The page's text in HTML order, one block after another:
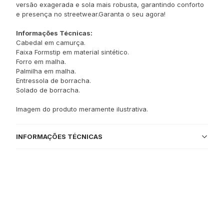
versão exagerada e sola mais robusta, garantindo conforto
e presença no streetwear.Garanta o seu agora!
Informações Técnicas:
Cabedal em camurça.
Faixa Formstip em material sintético.
Forro em malha.
Palmilha em malha.
Entressola de borracha.
Solado de borracha.
Imagem do produto meramente ilustrativa.
INFORMAÇÕES TÉCNICAS